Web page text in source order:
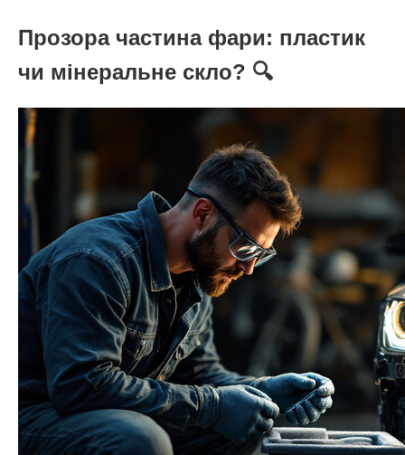
Прозора частина фари: пластик
чи мінеральне скло? 🔍